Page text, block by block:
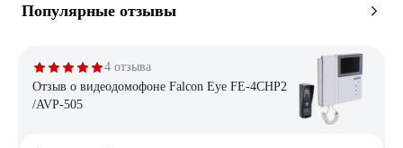
Популярные отзывы
4 отзыва
Отзыв о видеодомофоне Falcon Eye FE-4CHP2
/AVP-505